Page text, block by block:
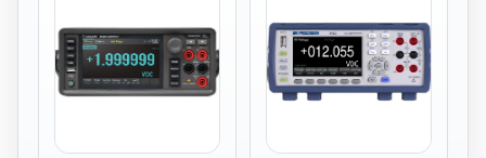
구에 매우 적합합니다.
합합니다.